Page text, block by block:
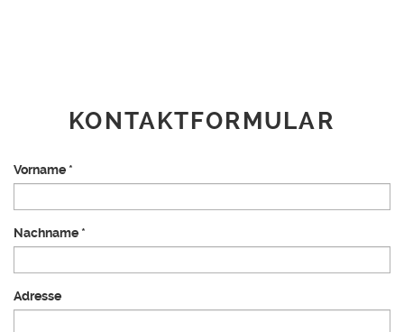
KONTAKTFORMULAR
Vorname *
Nachname *
Adresse